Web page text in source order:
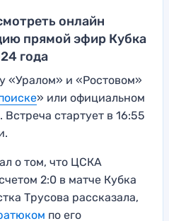
онлайн
прямой эфир Кубка
года
«Уралом» и «Ростовом»
» или официальном
Встреча стартует в 16:55
о том, что ЦСКА
2:0 в матче Кубка
Трусова рассказала,
по его